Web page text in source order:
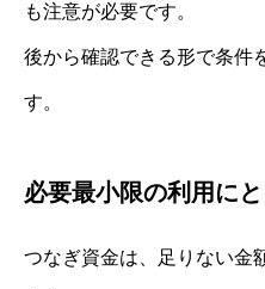
も注意が必要です。
後から確認できる形で条件
す。
必要最小限の利用に
つなぎ資金は、足りない金